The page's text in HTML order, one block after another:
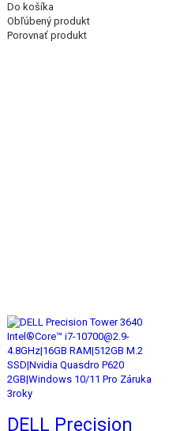
Do košíka
Obľúbený produkt
Porovnať produkt
DELL Precision